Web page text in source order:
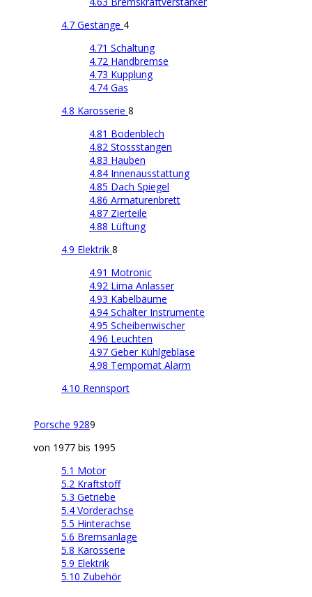
4.7 Gestänge 4
4.71 Schaltung
4.72 Handbremse
4.73 Kupplung
4.74 Gas
4.8 Karosserie 8
4.81 Bodenblech
4.82 Stossstangen
4.83 Hauben
4.84 Innenausstattung
4.85 Dach Spiegel
4.86 Armaturenbrett
4.87 Zierteile
4.88 Lüftung
4.9 Elektrik 8
4.91 Motronic
4.92 Lima Anlasser
4.93 Kabelbäume
4.94 Schalter Instrumente
4.95 Scheibenwischer
4.96 Leuchten
4.97 Geber Kühlgebläse
4.98 Tempomat Alarm
4.10 Rennsport
Porsche 9289
von 1977 bis 1995
5.1 Motor
5.2 Kraftstoff
5.3 Getriebe
5.4 Vorderachse
5.5 Hinterachse
5.6 Bremsanlage
5.8 Karosserie
5.9 Elektrik
5.10 Zubehör